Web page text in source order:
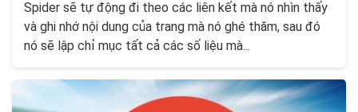
Spider sẽ tự động đi theo các liên kết mà nó nhìn thấy
và ghi nhớ nội dung của trang mà nó ghé thăm, sau đó
nó sẽ lập chỉ mục tất cả các số liệu mà...